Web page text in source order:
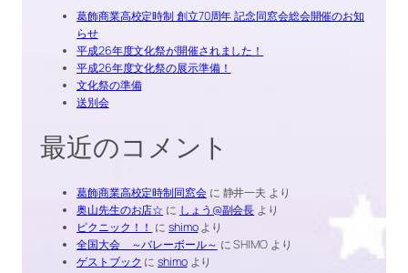
葛飾商業高校定時制 創立70周年 記念同窓会総会開催のお知
らせ
平成26年度文化祭が開催されました！
平成26年度文化祭の展示準備！
文化祭の準備
送別会
最近のコメント
葛飾商業高校定時制同窓会に 静井一夫 より
奥山先生のお店☆ に しょう@副会長 より
ピクニック！！ にshimoより
全国大会 ～バレーボール～ にSHIMOより
ゲストブック にshimoより